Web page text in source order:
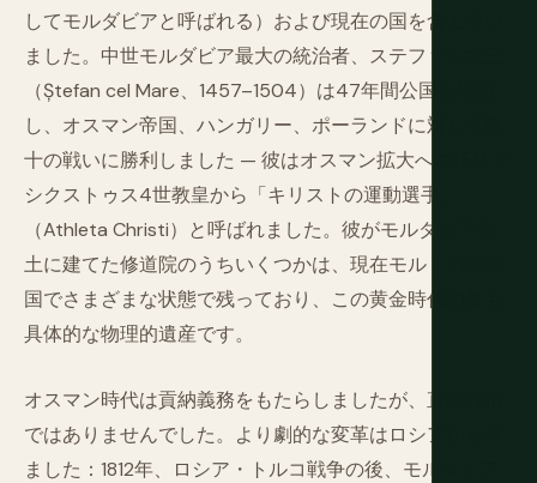
してモルダビアと呼ばれる）および現在の国を含んでい
ました。中世モルダビア最大の統治者、ステファン大王
（Ștefan cel Mare、1457–1504）は47年間公国を統治
し、オスマン帝国、ハンガリー、ポーランドに対して数
十の戦いに勝利しました — 彼はオスマン拡大への抵抗で
シクストゥス4世教皇から「キリストの運動選手」
（Athleta Christi）と呼ばれました。彼がモルダビア全
土に建てた修道院のうちいくつかは、現在モルドバ共和
国でさまざまな状態で残っており、この黄金時代の最も
具体的な物理的遺産です。
オスマン時代は貢納義務をもたらしましたが、直接統治
ではありませんでした。より劇的な変革はロシアから来
ました：1812年、ロシア・トルコ戦争の後、モルダビア